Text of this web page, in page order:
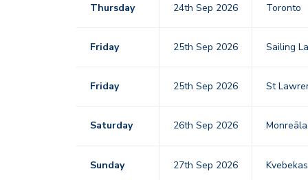
Thursday 24th Sep 2026 Toronto
Friday 25th Sep 2026 Sailing
Friday 25th Sep 2026 St
Saturday 26th Sep 2026
Sunday 27th Sep 2026